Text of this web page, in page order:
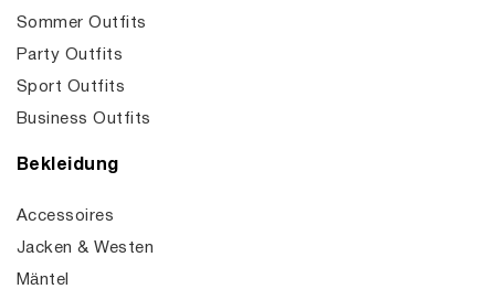
Sommer Outfits
Party Outfits
Sport Outfits
Business Outfits
Bekleidung
Accessoires
Jacken & Westen
Mäntel